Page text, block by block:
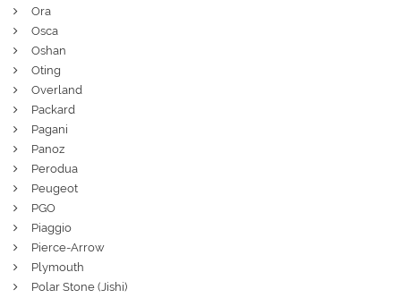
Ora
Osca
Oshan
Oting
Overland
Packard
Pagani
Panoz
Perodua
Peugeot
PGO
Piaggio
Pierce-Arrow
Plymouth
Polar Stone (Jishi)